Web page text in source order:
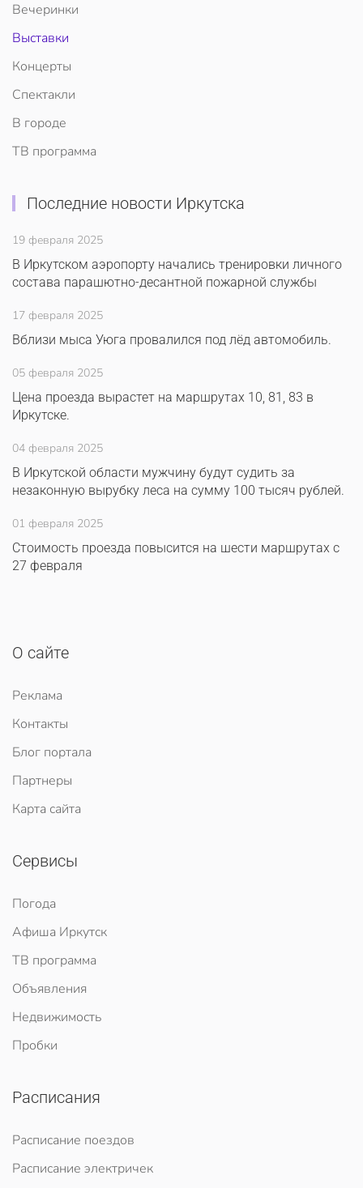
Вечеринки
Выставки
Концерты
Спектакли
В городе
ТВ программа
Последние новости Иркутска
19 февраля 2025
В Иркутском аэропорту начались тренировки личного
состава парашютно-десантной пожарной службы
17 февраля 2025
Вблизи мыса Уюга провалился под лёд автомобиль.
05 февраля 2025
Цена проезда вырастет на маршрутах 10, 81, 83 в
Иркутске.
04 февраля 2025
В Иркутской области мужчину будут судить за
незаконную вырубку леса на сумму 100 тысяч рублей.
01 февраля 2025
Стоимость проезда повысится на шести маршрутах с
27 февраля
О сайте
Реклама
Контакты
Блог портала
Партнеры
Карта сайта
Сервисы
Погода
Афиша Иркутск
ТВ программа
Объявления
Недвижимость
Пробки
Расписания
Расписание поездов
Расписание электричек